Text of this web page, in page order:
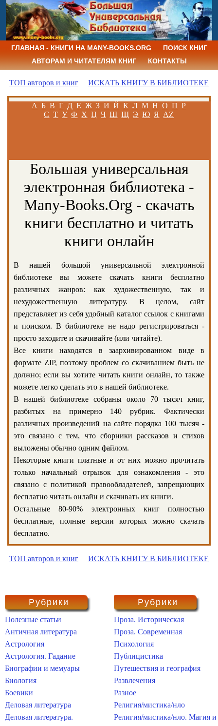
ГЛАВНАЯ - КНИГИ НА MANY-BOOKS.ORG
ПОИСК КНИГ
АВТОРАМ И ЧИТАТЕЛЯМ КНИГ
КОНТАКТЫ
ТОП авторов и книг ИСКАТЬ КНИГУ В БИБЛИОТЕКЕ
А Б В Г Д Е Ж З И Й К Л М Н О П Р
С Т У Ф Х Ц Ч Ш Щ Э Ю Я AZ
Большая универсальная
электронная библиотека -
Many-Books.Org - скачать
книги бесплатно и читать
книги онлайн
В нашей большой универсальной электронной
библиотеке вы можете скачать книги бесплатно
различных жанров: как художественную, так и
нехудожественную литературу. В целом, сайт
представляет из себя удобный каталог ссылок с книгами
и поиском. В библиотеке не надо регистрироваться -
просто заходите и скачивайте (или читайте).
Все книги находятся в заархивированном виде в
формате ZIP, поэтому проблем со скачиванием быть не
должно; если вы хотите читать книги онлайн, то также
можете легко сделать это в нашей библиотеке.
В нашей библиотеке собраны около 70 тысяч книг,
разбитых на примерно 140 рубрик. Фактически
различных произведений на сайте порядка 100 тысяч -
это связано с тем, что сборники рассказов и стихов
выложены обычно одним файлом.
Некоторые книги платные и от них можно прочитать
только начальный отрывок для ознакомления - это
связано с политикой правообладателей, запрещающих
бесплатно читать онлайн и скачивать их книги.
Остальные 80-90% электронных книг полностью
бесплатные, полные версии которых можно скачать
бесплатно.
ТОП авторов и книг ИСКАТЬ КНИГУ В БИБЛИОТЕКЕ
Рубрики
Полезные статьи
Античная литература
Астрология
Астрология. Гадание
Биографии и мемуары
Биология
Боевики
Деловая литература
Деловая литература.
Рубрики
Проза. Историческая
Проза. Современная
Психология
Публицистика
Путешествия и география
Развлечения
Разное
Религия/мистика/нло
Религия/мистика/нло. Магия и